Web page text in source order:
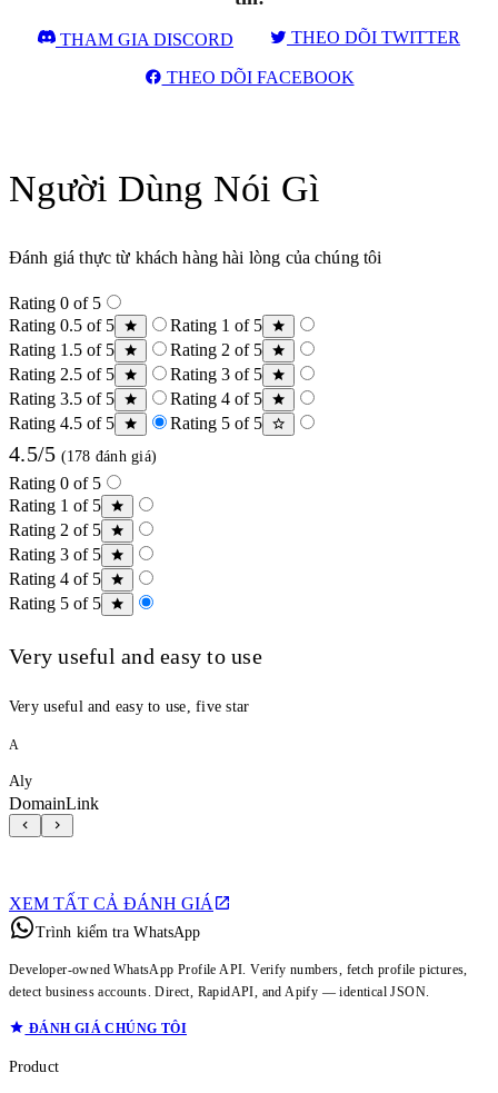
THAM GIA DISCORD THEO DÕI TWITTER
THEO DÕI FACEBOOK
Người Dùng Nói Gì
Đánh giá thực từ khách hàng hài lòng của chúng tôi
Rating 0 of 5
Rating 0.5 of 5
Rating 1 of 5
Rating 1.5 of 5
Rating 2 of 5
Rating 2.5 of 5
Rating 3 of 5
Rating 3.5 of 5
Rating 4 of 5
Rating 4.5 of 5
Rating 5 of 5
4.5/5 (178 đánh giá)
Rating 0 of 5
Rating 1 of 5
Rating 2 of 5
Rating 3 of 5
Rating 4 of 5
Rating 5 of 5
Very useful and easy to use
Very useful and easy to use, five star
A
Aly
DomainLink
XEM TẤT CẢ ĐÁNH GIÁ
Trình kiểm tra WhatsApp
Developer-owned WhatsApp Profile API. Verify numbers, fetch profile pictures,
detect business accounts. Direct, RapidAPI, and Apify — identical JSON.
ĐÁNH GIÁ CHÚNG TÔI
Product